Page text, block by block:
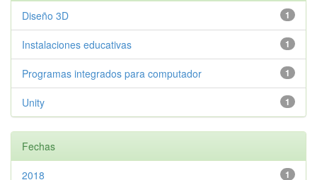
1
Diseño 3D
1
Instalaciones educativas
1
Programas integrados para computador
1
Unity
Fechas
1
2018